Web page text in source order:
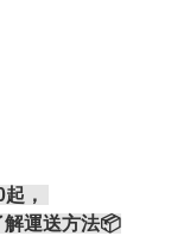
，
解運送方法📦